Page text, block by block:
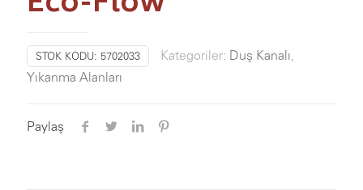
STOK KODU: 5702033 Kategoriler: Duş Kanalı
Yıkanma Alanları
Paylaş